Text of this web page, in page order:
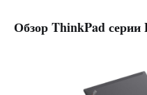
Обзор ThinkPad серии